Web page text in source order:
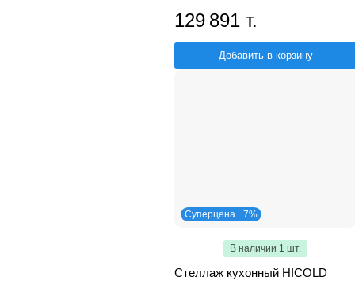
129 891 т.
Добавить в корзину
Суперцена −7%
В наличии 1 шт.
Стеллаж кухонный HICOLD